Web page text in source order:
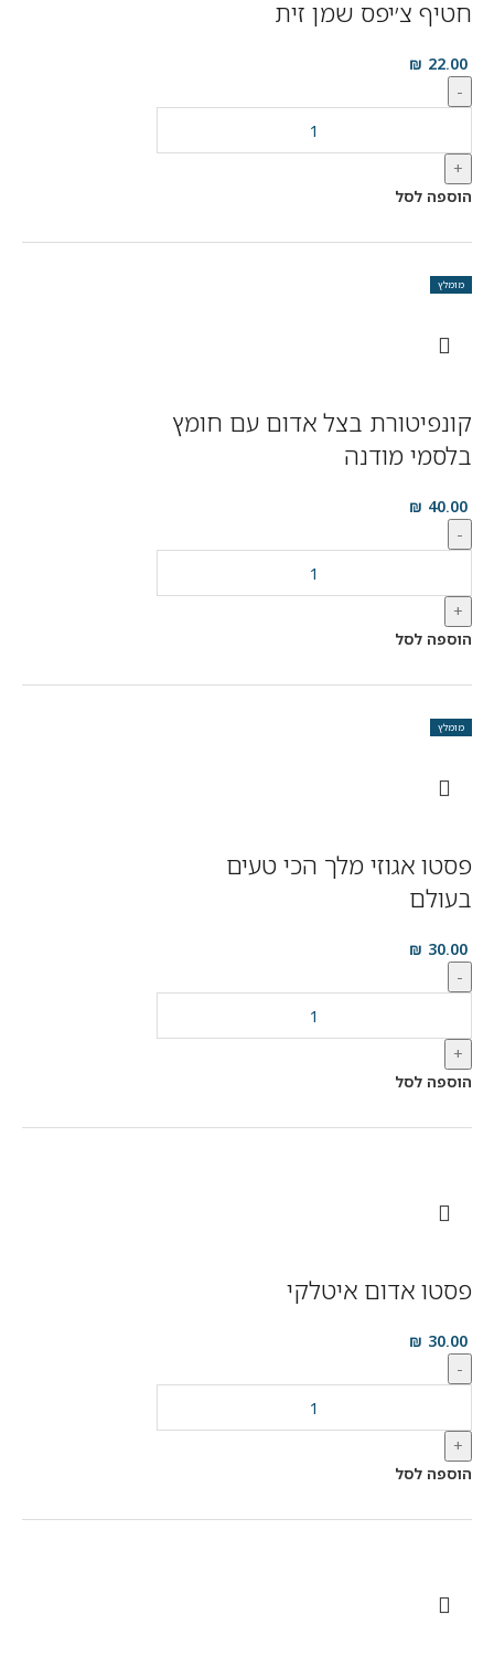
חטיף צ׳יפס שמן זית
22.00
₪
-
+
הוספה לסל
מומלץ
קונפיטורת בצל אדום עם חומץ
בלסמי מודנה
40.00
₪
-
+
הוספה לסל
מומלץ
פסטו אגוזי מלך הכי טעים
בעולם
30.00
₪
-
+
הוספה לסל
פסטו אדום איטלקי
30.00
₪
-
+
הוספה לסל